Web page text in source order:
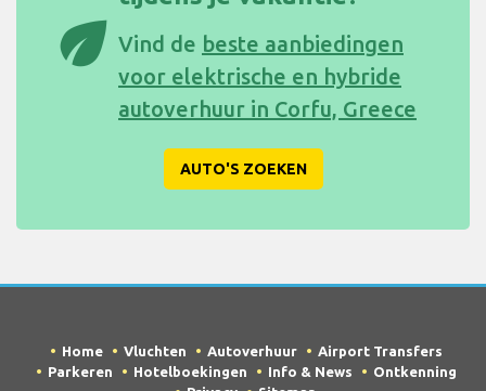
eco Vind de beste aanbiedingen
voor elektrische en hybride
autoverhuur in Corfu, Greece
AUTO'S ZOEKEN
Home Vluchten Autoverhuur
Airport Transfers
Parkeren
Hotelboekingen Info & News
Ontkenning